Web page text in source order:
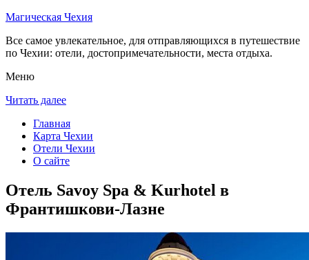
Магическая Чехия
Все самое увлекательное, для отправляющихся в путешествие
по Чехии: отели, достопримечательности, места отдыха.
Меню
Читать далее
Главная
Карта Чехии
Отели Чехии
О сайте
Отель Savoy Spa & Kurhotel в
Франтишкови-Лазне